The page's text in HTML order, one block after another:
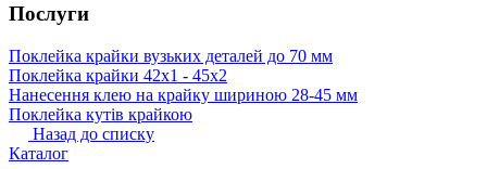
Послуги
Поклейка крайки вузьких деталей до 70 мм
Поклейка крайки 42х1 ‐ 45х2
Нанесення клею на крайку шириною 28-45 мм
Поклейка кутів крайкою
Назад до списку
Каталог